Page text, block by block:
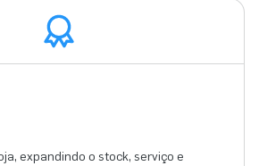
expandindo o stock, serviço e